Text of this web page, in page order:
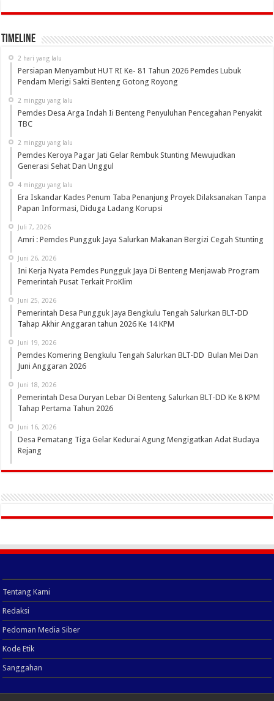
Timeline
2 hari yang lalu
Persiapan Menyambut HUT RI Ke- 81 Tahun 2026 Pemdes Lubuk
Pendam Merigi Sakti Benteng Gotong Royong
2 minggu yang lalu
Pemdes Desa Arga Indah Ii Benteng Penyuluhan Pencegahan Penyakit
TBC
2 minggu yang lalu
Pemdes Keroya Pagar Jati Gelar Rembuk Stunting Mewujudkan
Generasi Sehat Dan Unggul
4 minggu yang lalu
Era Iskandar Kades Penum Taba Penanjung Proyek Dilaksanakan Tanpa
Papan Informasi, Diduga Ladang Korupsi
Juli 7, 2026
Amri : Pemdes Pungguk Jaya Salurkan Makanan Bergizi Cegah Stunting
Juni 26, 2026
Ini Kerja Nyata Pemdes Pungguk Jaya Di Benteng Menjawab Program
Pemerintah Pusat Terkait ProKlim
Juni 25, 2026
Pemerintah Desa Pungguk Jaya Bengkulu Tengah Salurkan BLT-DD
Tahap Akhir Anggaran tahun 2026 Ke 14 KPM
Juni 19, 2026
Pemdes Komering Bengkulu Tengah Salurkan BLT-DD Bulan Mei Dan
Juni Anggaran 2026
Juni 18, 2026
Pemerintah Desa Duryan Lebar Di Benteng Salurkan BLT-DD Ke 8 KPM
Tahap Pertama Tahun 2026
Juni 16, 2026
Desa Pematang Tiga Gelar Kedurai Agung Mengigatkan Adat Budaya
Rejang
Tentang Kami
Redaksi
Pedoman Media Siber
Kode Etik
Sanggahan